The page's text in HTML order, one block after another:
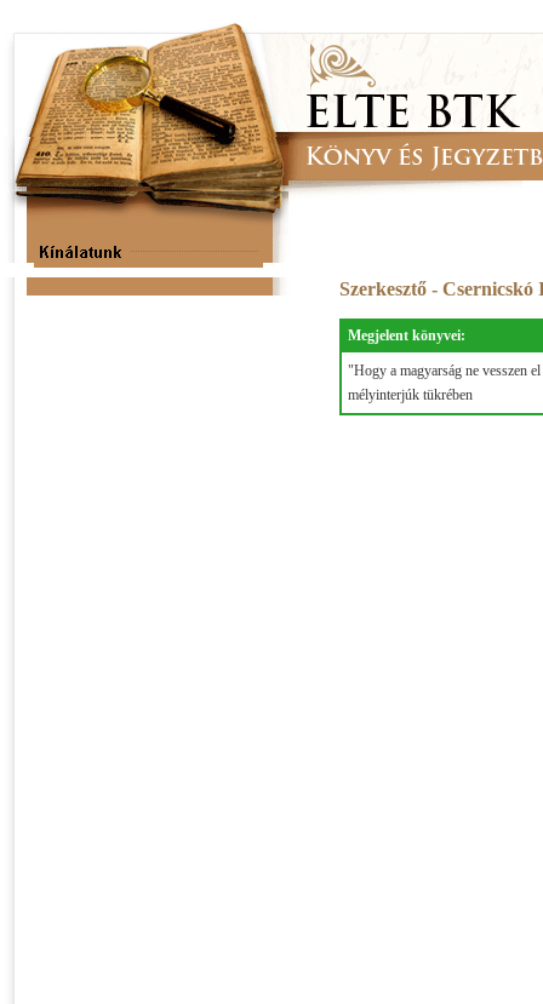
Szerkesztő -
Megjelent könyvei:
"Hogy a magyarság ne vesszen
mélyinterjúk tükrében